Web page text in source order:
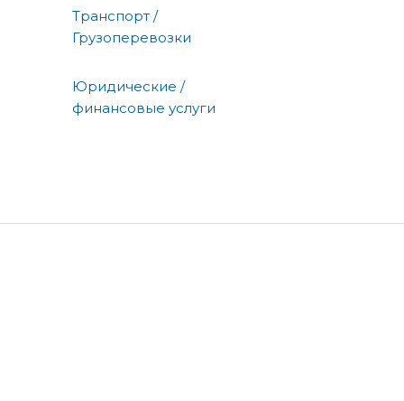
Транспорт /
Грузоперевозки
Юридические /
финансовые услуги